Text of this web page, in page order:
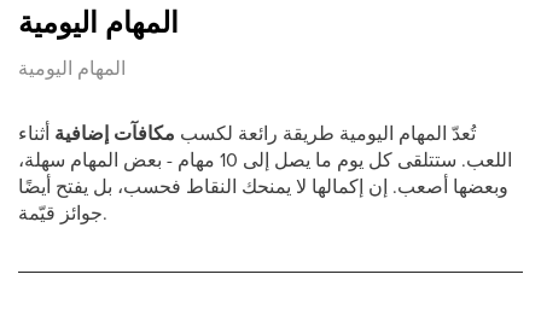
المهام اليومية
المهام اليومية
تُعدّ المهام اليومية طريقة رائعة لكسب مكافآت إضافية أثناء
اللعب. ستتلقى كل يوم ما يصل إلى 10 مهام - بعض المهام سهلة،
وبعضها أصعب. إن إكمالها لا يمنحك النقاط فحسب، بل يفتح أيضًا
جوائز قيّمة.